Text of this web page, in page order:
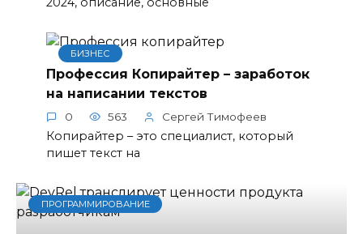
БИЗНЕС
Профессия Копирайтер – заработок
на написании текстов
0 563 Сергей Тимофеев
Копирайтер – это специалист, который
пишет текст на
ПРОГРАММИРОВАНИЕ